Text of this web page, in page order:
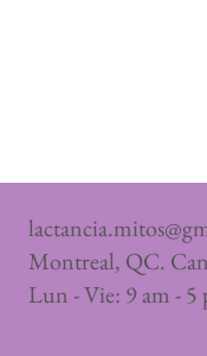
Montreal, QC.
Lun - Vie: 9 am - 5